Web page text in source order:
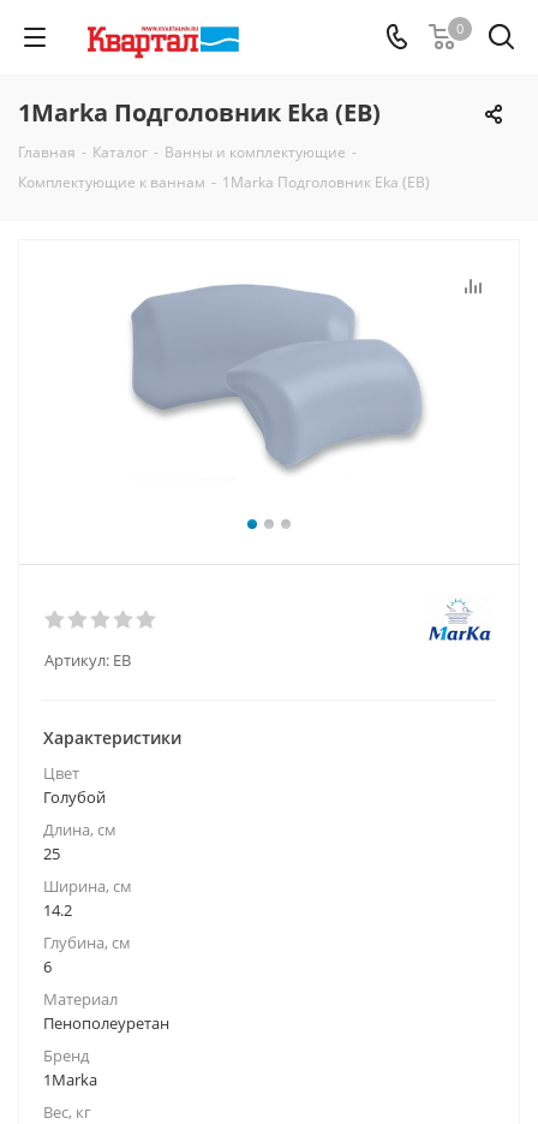
0
1Marka Подголовник Eka (EB)
Главная - Каталог - Ванны и комплектующие -
Комплектующие к ваннам - 1Marka Подголовник Eka (EB)
Артикул: EB
Характеристики
Цвет
Голубой
Длина, см
25
Ширина, см
14.2
Глубина, см
6
Материал
Пенополеуретан
Бренд
1Marka
Вес, кг